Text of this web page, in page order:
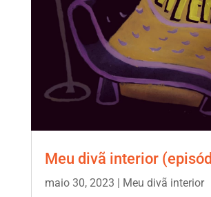
Meu divã interior
maio 30, 2023 | Meu divã interior